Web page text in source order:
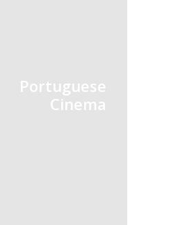
Portuguese
Cinema